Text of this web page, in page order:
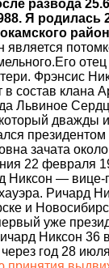
развода
Я родилась
является
Фрэнсис
в состав клана
Львиное
дважды
зачата
22 февраля
Никсон — вице-
Ричард
и
уже
Никсон
год 28